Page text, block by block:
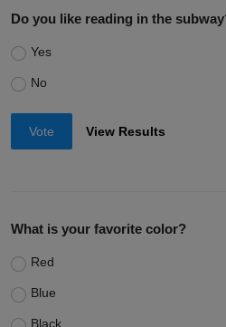
Do you like reading in the
Yes
No
Vote View Results
What is your favorite color?
Red
Blue
Black